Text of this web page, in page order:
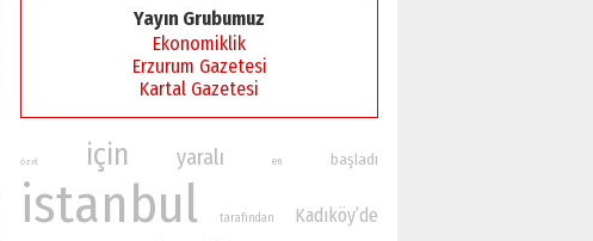
Yayın Grubumuz
Ekonomiklik
Erzurum Gazetesi
Kartal Gazetesi
özel için yaralı en başladı
istanbul tarafından Kadıköy’de